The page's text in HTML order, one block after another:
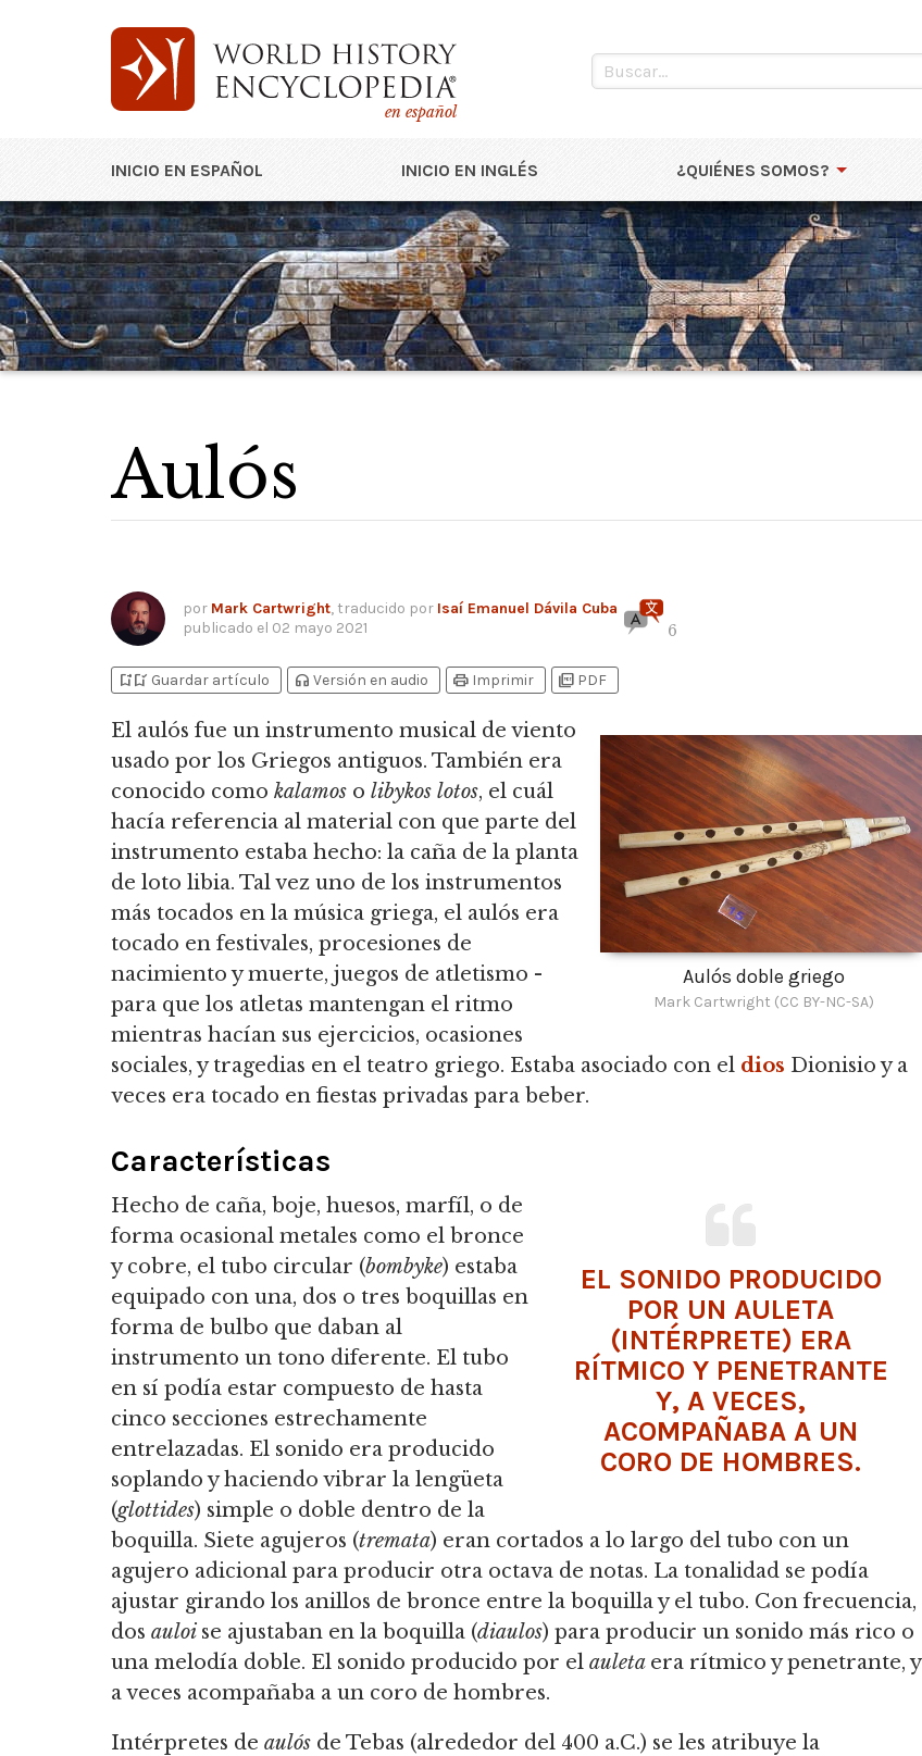
en español
INICIO EN ESPAÑOL INICIO EN INGLÉS ¿QUIÉNES SOMOS?
Aulós
por Mark Cartwright, traducido por Isaí Emanuel Dávila Cuba
publicado el 02 mayo 2021 6
bookmark_addbookmark_added Guardar artículo headphones Versión en audio print Imprimir picture_as_pdf PDF
Aulós doble griego
Mark Cartwright (CC BY-NC-SA)
El aulós fue un instrumento musical de viento
usado por los Griegos antiguos. También era
conocido como kalamos o libykos lotos, el cuál
hacía referencia al material con que parte del
instrumento estaba hecho: la caña de la planta
de loto libia. Tal vez uno de los instrumentos
más tocados en la música griega, el aulós era
tocado en festivales, procesiones de
nacimiento y muerte, juegos de atletismo -
para que los atletas mantengan el ritmo
mientras hacían sus ejercicios, ocasiones
sociales, y tragedias en el teatro griego. Estaba asociado con el dios Dionisio y a
veces era tocado en fiestas privadas para beber.
Características
EL SONIDO PRODUCIDO
POR UN AULETA
(INTÉRPRETE) ERA
RÍTMICO Y PENETRANTE
Y, A VECES,
ACOMPAÑABA A UN
CORO DE HOMBRES.
Hecho de caña, boje, huesos, marfíl, o de
forma ocasional metales como el bronce
y cobre, el tubo circular (bombyke) estaba
equipado con una, dos o tres boquillas en
forma de bulbo que daban al
instrumento un tono diferente. El tubo
en sí podía estar compuesto de hasta
cinco secciones estrechamente
entrelazadas. El sonido era producido
soplando y haciendo vibrar la lengüeta
(glottides) simple o doble dentro de la
boquilla. Siete agujeros (tremata) eran cortados a lo largo del tubo con un
agujero adicional para producir otra octava de notas. La tonalidad se podía
ajustar girando los anillos de bronce entre la boquilla y el tubo. Con frecuencia,
dos auloi se ajustaban en la boquilla (diaulos) para producir un sonido más rico o
una melodía doble. El sonido producido por el auleta era rítmico y penetrante, y
a veces acompañaba a un coro de hombres.
Intérpretes de aulós de Tebas (alrededor del 400 a.C.) se les atribuye la